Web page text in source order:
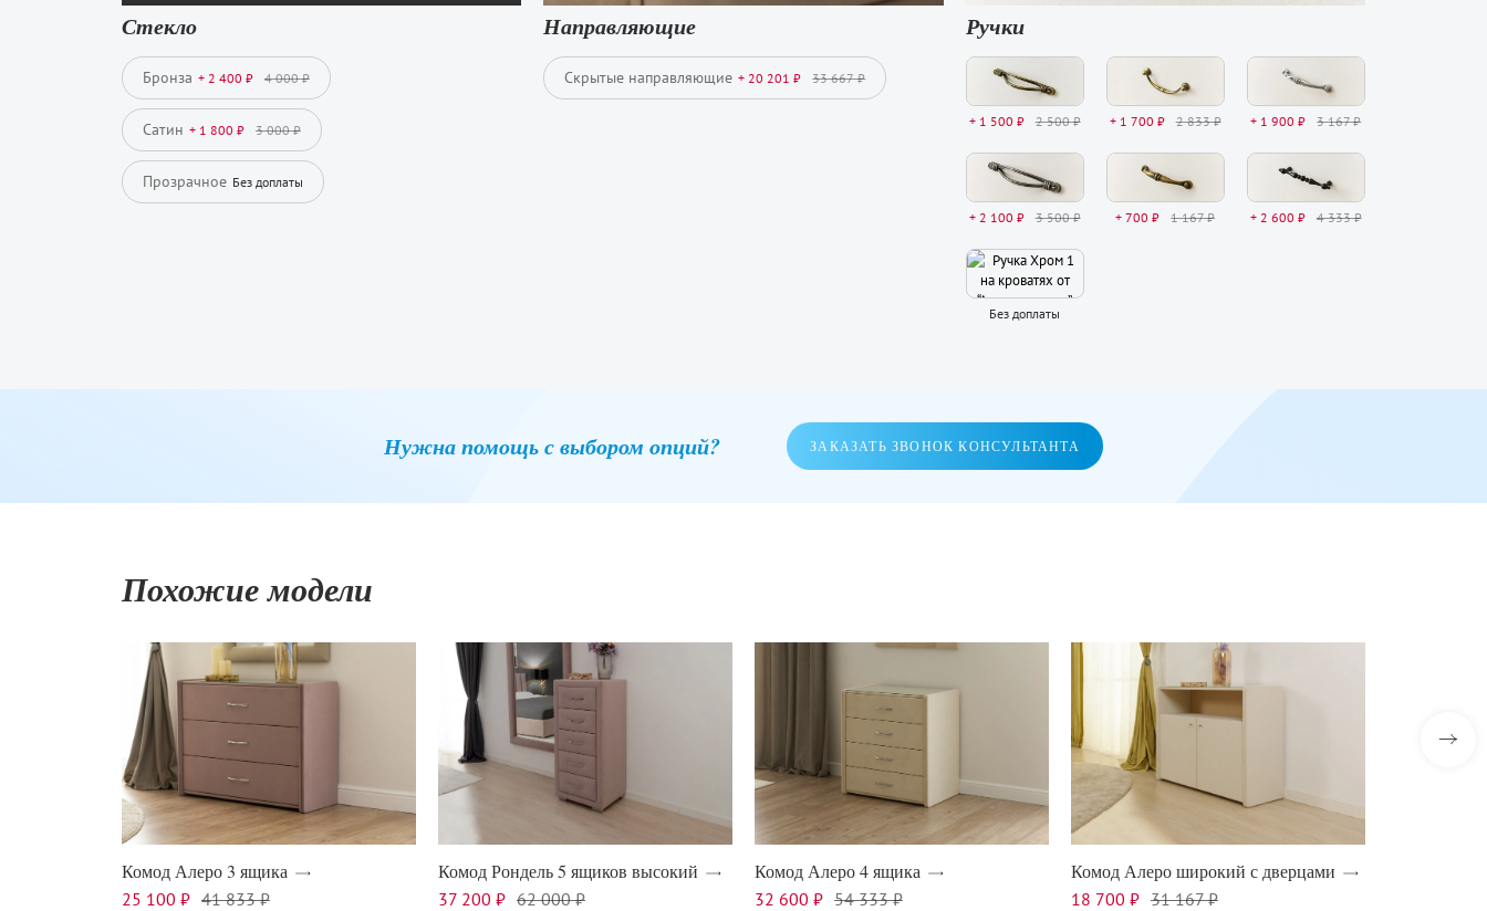
Стекло
Бронза + 2 400 ₽ 4 000 ₽
Сатин + 1 800 ₽ 3 000 ₽
Прозрачное Без доплаты
Направляющие
Скрытые направляющие + 20 201 ₽ 33 667 ₽
Ручки
+ 1 500 ₽ 2 500 ₽ + 1 700 ₽ 2 833 ₽ + 1 900 ₽ 3 167 ₽
+ 2 100 ₽ 3 500 ₽ + 700 ₽ 1 167 ₽ + 2 600 ₽ 4 333 ₽
Без доплаты
Нужна помощь с выбором опций? ЗАКАЗАТЬ ЗВОНОК КОНСУЛЬТАНТА
Похожие модели
Комод Алеро 3 ящика
25 100 ₽ 41 833 ₽
Комод Рондель 5 ящиков высокий
37 200 ₽ 62 000 ₽
Комод Алеро 4 ящика
32 600 ₽ 54 333 ₽
Комод Алеро широкий с дверцами
18 700 ₽ 31 167 ₽